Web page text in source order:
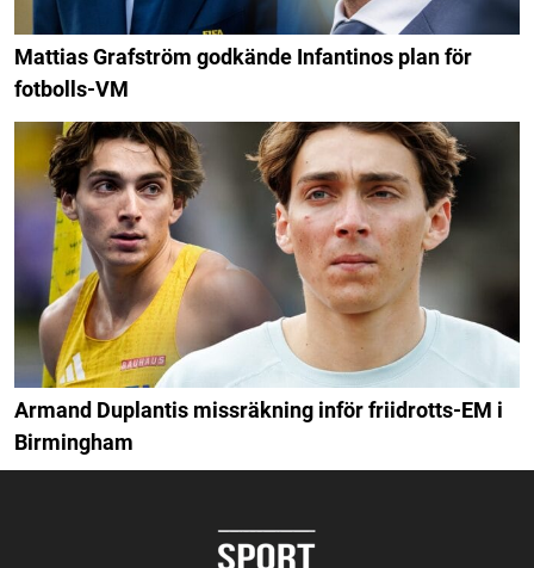
Mattias Grafström godkände Infantinos plan för
fotbolls-VM
Armand Duplantis missräkning inför friidrotts-EM i
Birmingham